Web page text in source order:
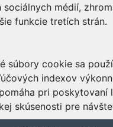
sociálnych médií,
funkcie tretích strán.
súbory cookie sa
indexov
pri poskytovaní
skúsenosti pre